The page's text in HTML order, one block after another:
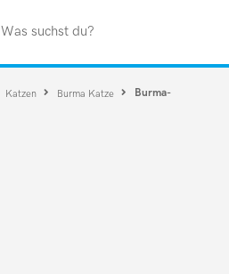
Was suchst du?
Katzen Burma Katze
Burma-